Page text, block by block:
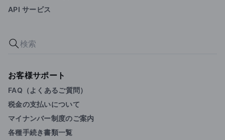
API サービス
お客様サポート
FAQ（よくあるご質問）
税金の支払いについて
マイナンバー制度のご案内
各種手続き書類一覧